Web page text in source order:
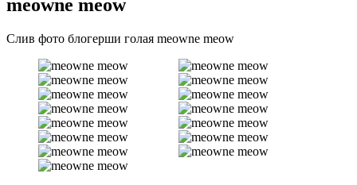
meowne meow
Слив фото блогерши голая meowne meow